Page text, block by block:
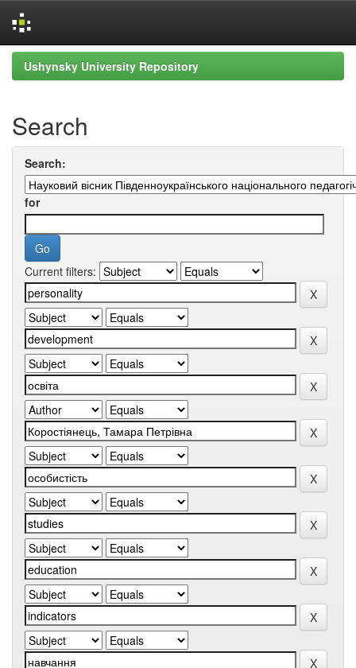
Skip
navigation
Ushynsky University Repository
Search
Search:
for
Current filters: